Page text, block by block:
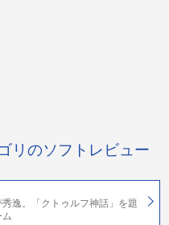
リのソフトレビュー
逸。「クトゥルフ神話」を題